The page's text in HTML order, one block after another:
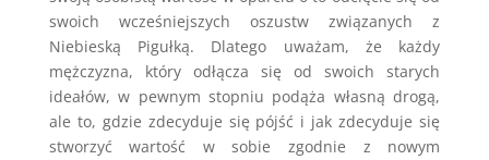
swoich wcześniejszych oszustw związanych z
Niebieską Pigułką. Dlatego uważam, że każdy
mężczyzna, który odłącza się od swoich starych
ideałów, w pewnym stopniu podąża własną drogą,
ale to, gdzie zdecyduje się pójść i jak zdecyduje się
stworzyć wartość w sobie zgodnie z nowym